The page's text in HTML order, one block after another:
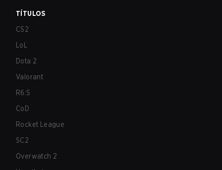
TÍTULOS
CS2
LoL
Dota 2
Valorant
R6:S
CoD
Rocket League
SC2
Overwatch 2